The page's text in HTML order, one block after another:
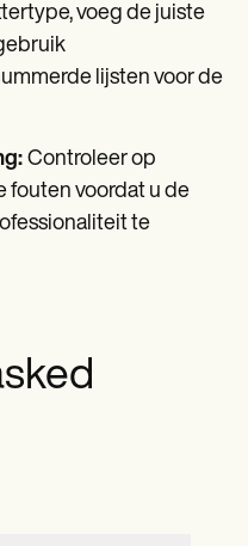
voeg de juiste
lijsten voor de
Controleer op
fouten voordat u de
te